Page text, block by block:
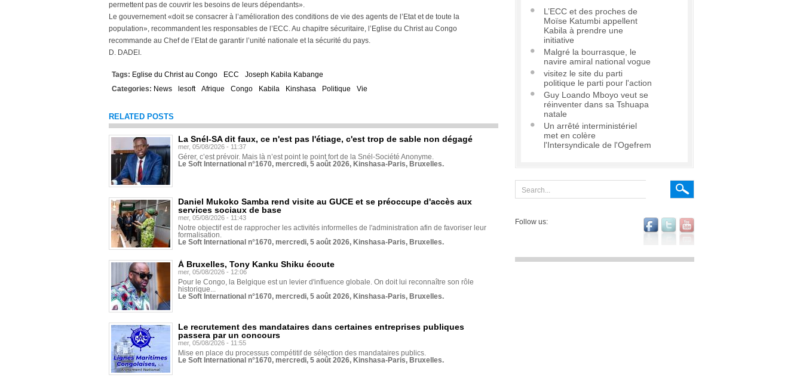
permettent pas de couvrir les besoins de leurs dépendants».
Le gouvernement «doit se consacrer à l’amélioration des conditions de vie des agents de l’Etat et de toute la
population», recommandent les responsables de l’ECC. Au chapitre sécuritaire, l’Eglise du Christ au Congo
recommande au Chef de l’Etat de garantir l’unité nationale et la sécurité du pays.
D. DADEI.
Tags: Eglise du Christ au Congo ECC
Joseph Kabila Kabange
Categories: News lesoft Afrique Congo Kabila Kinshasa Politique Vie
RELATED POSTS
La Snél-SA dit faux, ce n'est pas l'étiage, c'est trop de sable non dégagé
mer, 05/08/2026 - 11:37
Gérer, c’est prévoir. Mais là n’est point le point fort de la Snél-Société Anonyme.
Le Soft International n°1670, mercredi, 5 août 2026, Kinshasa-Paris, Bruxelles.
Daniel Mukoko Samba rend visite au GUCE et se préoccupe d'accès aux
services sociaux de base
mer, 05/08/2026 - 11:43
Notre objectif est de rapprocher les activités informelles de l'administration afin de favoriser leur
formalisation.
Le Soft International n°1670, mercredi, 5 août 2026, Kinshasa-Paris, Bruxelles.
À Bruxelles, Tony Kanku Shiku écoute
mer, 05/08/2026 - 12:06
Pour le Congo, la Belgique est un levier d'influence globale. On doit lui reconnaître son rôle
historique...
Le Soft International n°1670, mercredi, 5 août 2026, Kinshasa-Paris, Bruxelles.
Le recrutement des mandataires dans certaines entreprises publiques
passera par un concours
mer, 05/08/2026 - 11:55
Mise en place du processus compétitif de sélection des mandataires publics.
Le Soft International n°1670, mercredi, 5 août 2026, Kinshasa-Paris, Bruxelles.
L’ECC et des proches de
Moïse Katumbi appellent
Kabila à prendre une
initiative
Malgré la bourrasque, le
navire amiral national vogue
visitez le site du parti
politique le parti pour l'action
Guy Loando Mboyo veut se
réinventer dans sa Tshuapa
natale
Un arrêté interministériel
met en colère
l'Intersyndicale de l'Ogefrem
Follow us: